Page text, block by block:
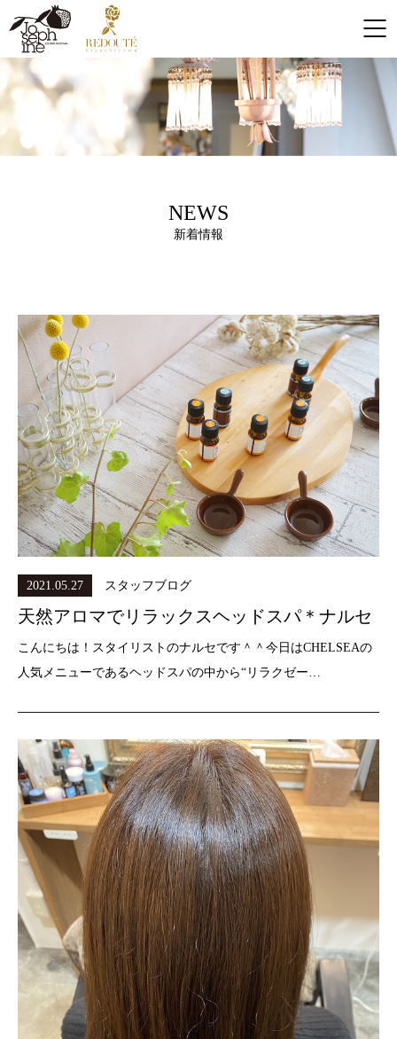
NEWS
新着情報
2021.05.27 スタッフブログ
天然アロマでリラックスヘッドスパ＊ナルセ
こんにちは！スタイリストのナルセです＾＾今日はCHELSEAの
人気メニューであるヘッドスパの中から“リラクゼー…